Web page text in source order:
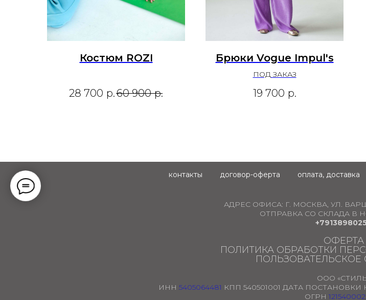
Костюм ROZI
28 700 р.60 900 р.
Брюки Vogue Impul's
ПОД ЗАКАЗ
19 700 р.
контакты договор-оферта оплата, доставка
АДРЕС ОФИСА: Г. МОСКВА, УЛ.
ОТПРАВКА СО СКЛАДА В
ОФЕРТА
ПОЛИТИКА ОБРАБОТКИ
ПОЛЬЗОВАТЕЛЬСКОЕ
ООО
ИНН 5405064481 КПП 540501001 ДАТА ПОСТАНОВКИ
ОГРН